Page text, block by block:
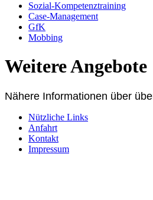
Sozial-Kompetenztraining
Case-Management
GfK
Mobbing
Weitere Angebote
Nähere Informationen über
Nützliche Links
Anfahrt
Kontakt
Impressum